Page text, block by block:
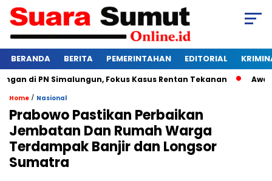
BERANDA BERITA PEMERINTAHAN EDITORIAL
di PN Simalungun, Fokus Kasus Rentan Tekanan Awas
Home / Nasional
Prabowo Pastikan Perbaikan
Jembatan Dan Rumah Warga
Terdampak Banjir dan Longsor
Sumatra